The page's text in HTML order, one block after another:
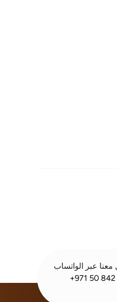
معنا عبر الواتساب
+971 50